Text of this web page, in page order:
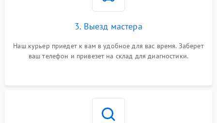
3. Выезд мастера
Наш курьер приедет к вам в удобное для вас время. Заберет
ваш телефон и привезет на склад для диагностики.